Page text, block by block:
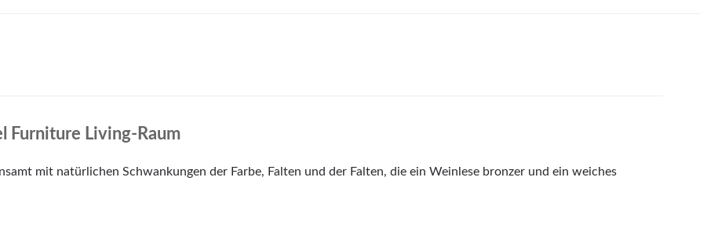
Furniture Living-Raum
mit natürlichen Schwankungen der Farbe, Falten und der Falten, die ein Weinlese bronzer und ein weiches